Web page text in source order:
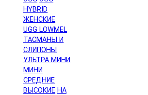
HYBRID
ЖЕНСКИЕ
UGG LOWMEL
ТАСМАНЫ И
СЛИПОНЫ
УЛЬТРА МИНИ
МИНИ
СРЕДНИЕ
ВЫСОКИЕ НА